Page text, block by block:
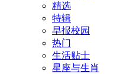
精选
特辑
早报校园
热门
生活贴士
星座与生肖